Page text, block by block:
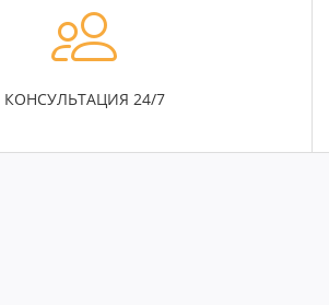
КОНСУЛЬТАЦИЯ 24/7